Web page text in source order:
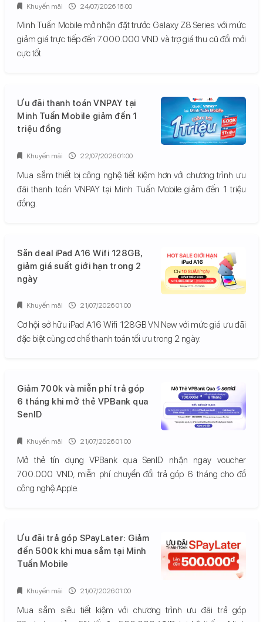
Minh Tuấn Mobile mở nhận đặt trước Galaxy Z8 Series với mức
giảm giá trực tiếp đến 7.000.000 VND và trợ giá thu cũ đổi mới
cực tốt.
Khuyến mãi 24/07/2026 16:00
Ưu đãi thanh toán VNPAY tại
Minh Tuấn Mobile giảm đến 1
triệu đồng
Mua sắm thiết bị công nghệ tiết kiệm hơn với chương trình ưu
đãi thanh toán VNPAY tại Minh Tuấn Mobile giảm đến 1 triệu
đồng.
Khuyến mãi 22/07/2026 01:00
Săn deal iPad A16 Wifi 128GB,
giảm giá suất giới hạn trong 2
ngày
Cơ hội sở hữu iPad A16 Wifi 128GB VN New với mức giá ưu đãi
đặc biệt cùng cơ chế thanh toán tối ưu trong 2 ngày.
Khuyến mãi 21/07/2026 01:00
Giảm 700k và miễn phí trả góp
6 tháng khi mở thẻ VPBank qua
SenID
Mở thẻ tín dụng VPBank qua SenID nhận ngay voucher
700.000 VND, miễn phí chuyển đổi trả góp 6 tháng cho đồ
công nghệ Apple.
Khuyến mãi 21/07/2026 01:00
Ưu đãi trả góp SPayLater: Giảm
đến 500k khi mua sắm tại Minh
Tuấn Mobile
Mua sắm siêu tiết kiệm với chương trình ưu đãi trả góp
Khuyến mãi 21/07/2026 01:00